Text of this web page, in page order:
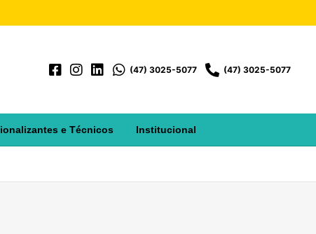
(47) 3025-5077 (47) 3025-5077
e Técnicos Institucional